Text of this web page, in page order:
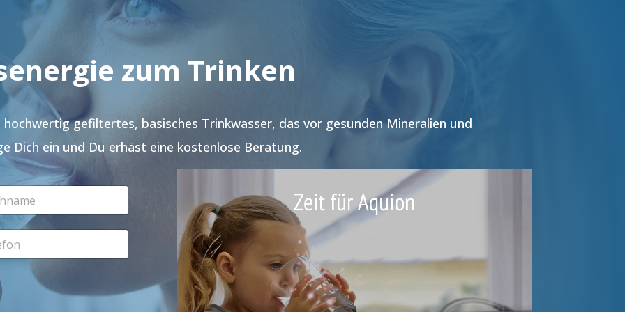
zum Trinken
gefiltertes, basisches Trinkwasser, das vor gesunden Mineralien und
Dich ein und Du erhäst eine kostenlose Beratung.